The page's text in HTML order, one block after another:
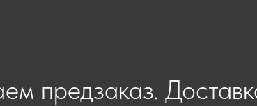
предзаказ.